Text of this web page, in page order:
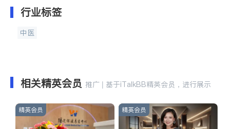
行业标签
中医
相关精英会员 推广 | 基于iTalkBB精英会员，进行展示
精英会员 精英会员